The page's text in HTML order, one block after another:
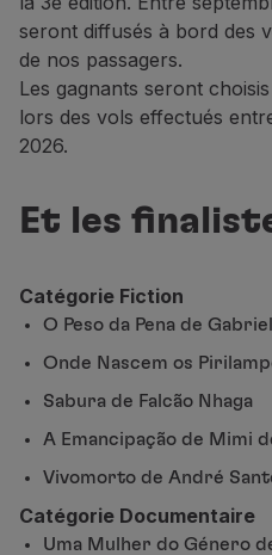
Partenaires
Club TAP Miles&Go
Promotions et Offres
Centre d'aide
Questions frequentes
Informations utiles
Facture en ligne
Bagages perdus /
seront diffusés à bord des
de nos passagers.
Les gagnants seront
lors des vols effectués
2026.
Et les
Catégorie Fiction
O Peso da Pena de
Onde Nascem os
Sabura de Falcão Nhaga
A Emancipação de Mimi
Vivomorto de André
Catégorie Documentaire
Uma Mulher do Género